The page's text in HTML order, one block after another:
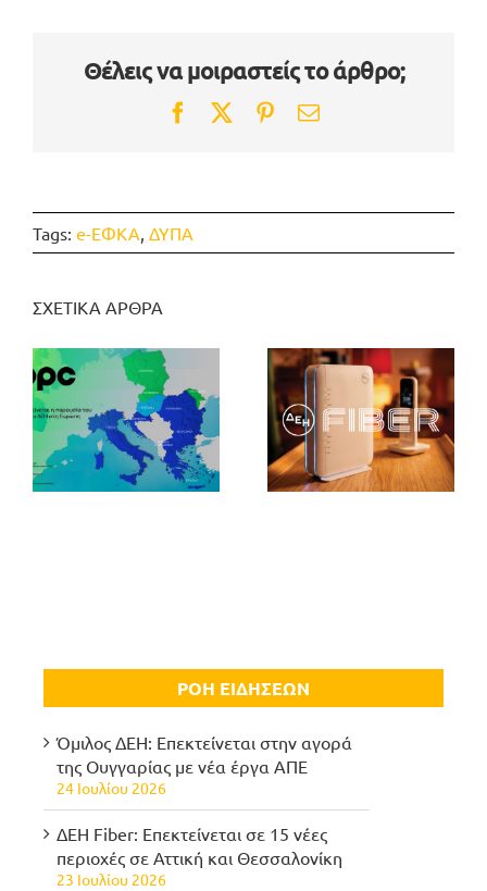
Θέλεις να μοιραστείς το άρθρο;
Facebook
TwitterPinterest
Email
Tags: e-ΕΦΚΑ ΔΥΠΑ
ΣΧΕΤΙΚΑ ΑΡΘΡΑ
ΡΟΗ ΕΙΔΗΣΕΩΝ
Όμιλος ΔΕΗ: Επεκτείνεται στην αγορά
της Ουγγαρίας με νέα έργα ΑΠΕ
24 Ιουλίου 2026
ΔΕΗ Fiber: Επεκτείνεται σε 15 νέες
περιοχές σε Αττική και Θεσσαλονίκη
23 Ιουλίου 2026